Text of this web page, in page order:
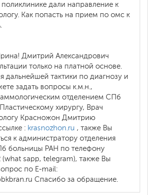
поликлинике дали направление к
Как попасть на прием по омс к
Дмитрий Александрович
только на платной основе.
дальнейшей тактики по диагнозу и
задать вопросы к.м.н.,
отделением СПб
хирургу, Врач
Красножон Дмитрию
: krasnozhon.ru , также Вы
к администратору отделения
больницы РАН по телефону
(what sapp, telegram), также Вы
по E-mail:
Спасибо за обращение.